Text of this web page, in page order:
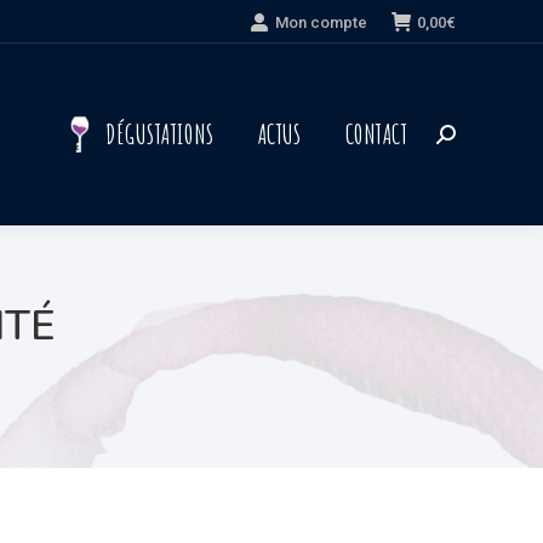
Mon compte 0,00€
DÉGUSTATIONS ACTUS CONTACT
Recherche